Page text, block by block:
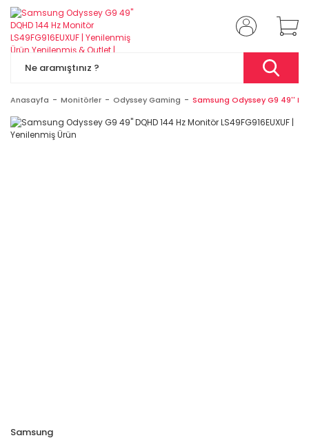
Anasayfa Monitörler Odyssey Gaming Samsung Odyssey G9 49''
Samsung